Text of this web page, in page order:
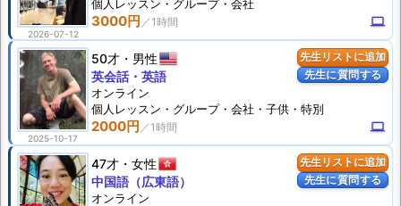
2026-07-12
3000円 computer
個人 レッスン ・グループ・会社
先生リストに追加
先生に質問する
2025-10-17
50才 男性
2000円 computer
英会話・英語
オンライン
個人 レッスン ・グループ・会社・子供・特別
先生リストに追加
先生に質問する
47才 女性
中国語（広東語）
オンライン